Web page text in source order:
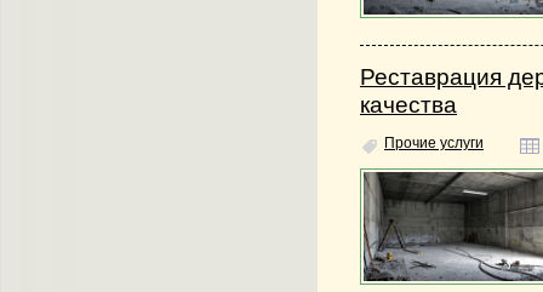
Реставрация
качества
Прочие услуги